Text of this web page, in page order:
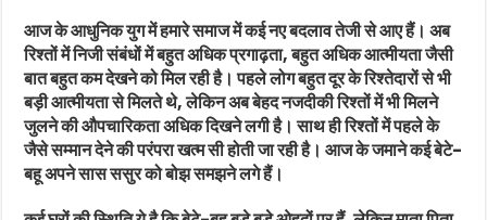
आज के आधुनिक युग में हमारे समाज में कई नए बदलाव तेजी से आए हैं। अब
रिश्तों में निजी संबंधों में बहुत अधिक प्रगाढ़ता, बहुत अधिक आत्मीयता जैसी
बात बहुत कम देखने को मिल रही है। पहले लोग बहुत दूर के रिश्तेदारों से भी
बड़ी आत्मीयता से मिलते थे, लेकिन अब बेहद नजदीकी रिश्तों में भी मिलने
जुलने की औपचारिकता अधिक दिखने लगी है। साथ ही रिश्तों में पहले के
जैसे सम्मान देने की परंपरा खत्म सी होती जा रही है। आज के जमाने कई बेटे-
बहू अपने सास ससुर को बोझ समझने लगे हैं।